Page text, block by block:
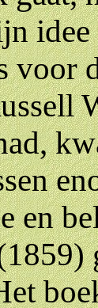
voor
en